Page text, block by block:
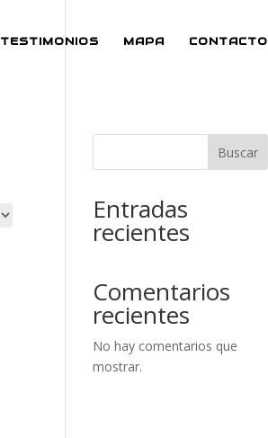
TESTIMONIOS MAPA CONTACTO
Buscar
Entradas
recientes
Comentarios
recientes
No hay comentarios que
mostrar.